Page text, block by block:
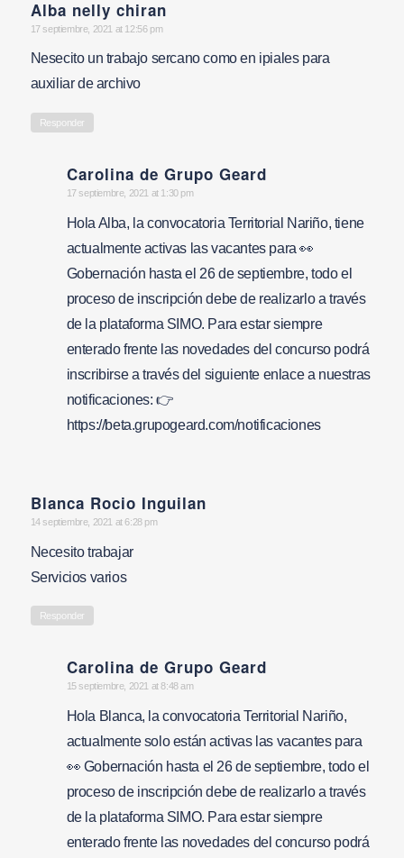
Alba nelly chiran
says:
17 septiembre, 2021 at 12:56 pm
Nesecito un trabajo sercano como en ipiales para
auxiliar de archivo
Responder
Carolina de Grupo Geard
says:
17 septiembre, 2021 at 1:30 pm
Hola Alba, la convocatoria Territorial Nariño, tiene
actualmente activas las vacantes para 👀
Gobernación hasta el 26 de septiembre, todo el
proceso de inscripción debe de realizarlo a través
de la plataforma SIMO. Para estar siempre
enterado frente las novedades del concurso podrá
inscribirse a través del siguiente enlace a nuestras
notificaciones: 👉
https://beta.grupogeard.com/notificaciones
Blanca Rocio Inguilan
says:
14 septiembre, 2021 at 6:28 pm
Necesito trabajar
Servicios varios
Responder
Carolina de Grupo Geard
says:
15 septiembre, 2021 at 8:48 am
Hola Blanca, la convocatoria Territorial Nariño,
actualmente solo están activas las vacantes para
👀 Gobernación hasta el 26 de septiembre, todo el
proceso de inscripción debe de realizarlo a través
de la plataforma SIMO. Para estar siempre
enterado frente las novedades del concurso podrá